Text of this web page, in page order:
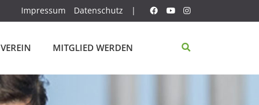
Impressum Datenschutz |
VEREIN MITGLIED WERDEN